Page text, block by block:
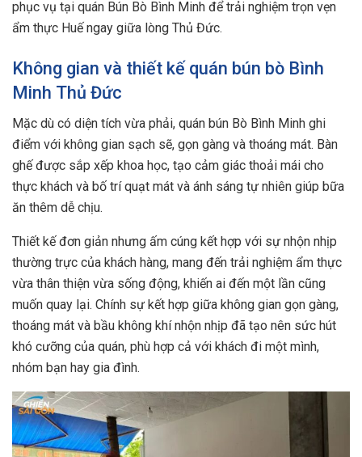
phục vụ tại quán Bún Bò Bình Minh để trải nghiệm trọn vẹn
ẩm thực Huế ngay giữa lòng Thủ Đức.
Không gian và thiết kế quán bún bò Bình
Minh Thủ Đức
Mặc dù có diện tích vừa phải, quán bún Bò Bình Minh ghi
điểm với không gian sạch sẽ, gọn gàng và thoáng mát. Bàn
ghế được sắp xếp khoa học, tạo cảm giác thoải mái cho
thực khách và bố trí quạt mát và ánh sáng tự nhiên giúp bữa
ăn thêm dễ chịu.
Thiết kế đơn giản nhưng ấm cúng kết hợp với sự nhộn nhịp
thường trực của khách hàng, mang đến trải nghiệm ẩm thực
vừa thân thiện vừa sống động, khiến ai đến một lần cũng
muốn quay lại. Chính sự kết hợp giữa không gian gọn gàng,
thoáng mát và bầu không khí nhộn nhịp đã tạo nên sức hút
khó cưỡng của quán, phù hợp cả với khách đi một mình,
nhóm bạn hay gia đình.